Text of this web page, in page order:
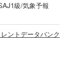
級/気象予報
ントデータバンク